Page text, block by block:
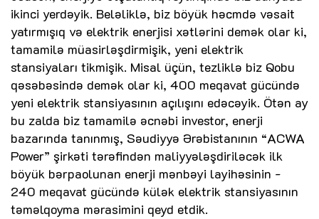
ikinci yerdəyik. Beləliklə, biz böyük həcmdə vəsait
yatırmışıq və elektrik enerjisi xətlərini demək olar ki,
tamamilə müasirləşdirmişik, yeni elektrik
stansiyaları tikmişik. Misal üçün, tezliklə biz Qobu
qəsəbəsində demək olar ki, 400 meqavat gücündə
yeni elektrik stansiyasının açılışını edəcəyik. Ötən ay
bu zalda biz tamamilə əcnəbi investor, enerji
bazarında tanınmış, Səudiyyə Ərəbistanının “ACWA
Power” şirkəti tərəfindən maliyyələşdiriləcək ilk
böyük bərpaolunan enerji mənbəyi layihəsinin -
240 meqavat gücündə külək elektrik stansiyasının
təməlqoyma mərasimini qeyd etdik.